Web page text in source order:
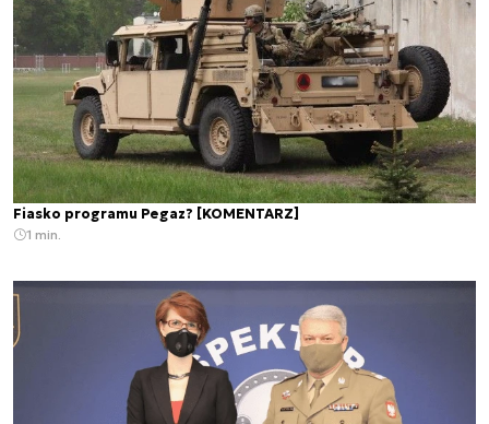
Fiasko programu Pegaz? [KOMENTARZ]
1 min.